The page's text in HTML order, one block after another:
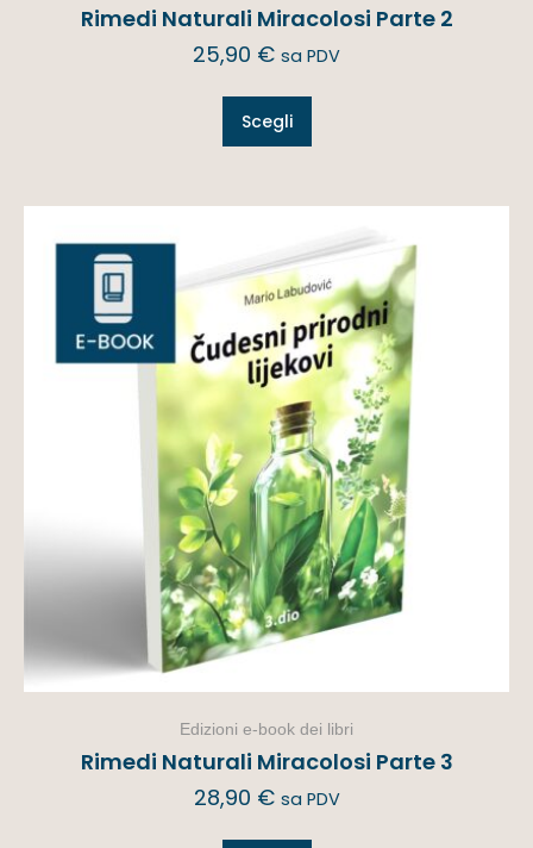
Rimedi Naturali Miracolosi Parte 2
25,90 € sa PDV
Scegli
Edizioni e-book dei libri
Rimedi Naturali Miracolosi Parte 3
28,90 € sa PDV